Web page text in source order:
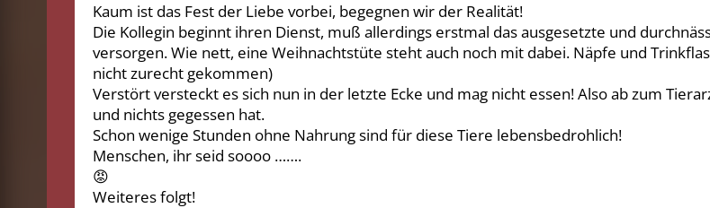
Kaum ist das Fest der Liebe vorbei, begegnen wir der Realität!
Die Kollegin beginnt ihren Dienst, muß allerdings erstmal das ausgesetzte und
versorgen. Wie nett, eine Weihnachtstüte steht auch noch mit dabei. Näpfe und
nicht zurecht gekommen)
Verstört versteckt es sich nun in der letzte Ecke und mag nicht essen! Also ab zum
und nichts gegessen hat.
Schon wenige Stunden ohne Nahrung sind für diese Tiere lebensbedrohlich!
Menschen, ihr seid soooo …….
😡
Weiteres folgt!